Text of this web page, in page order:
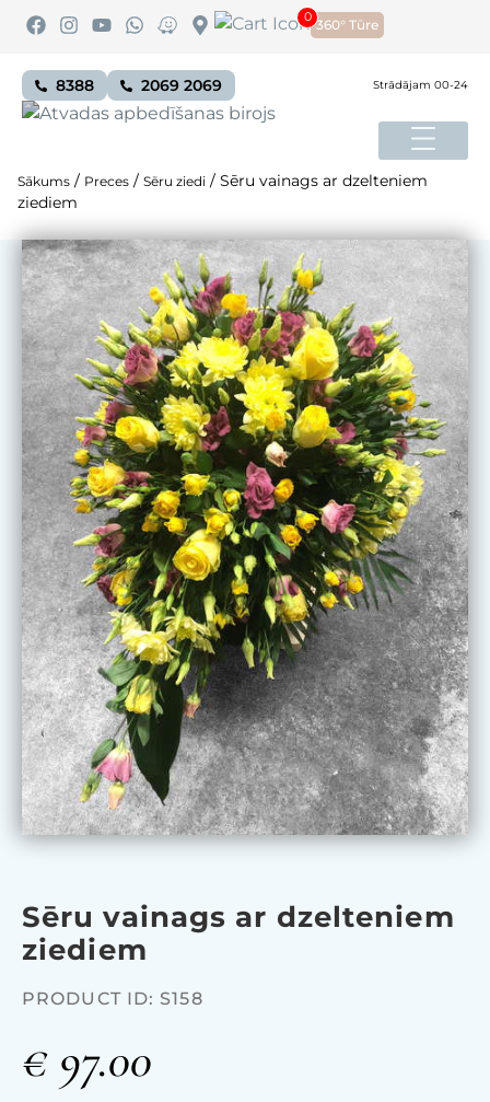
360° Tūre
0
8388 2069 2069 Strādājam 00-24
Sākums / Preces / Sēru ziedi / Sēru vainags ar dzelteniem
ziediem
Sēru vainags ar dzelteniem
ziediem
PRODUCT ID: S158
€ 97.00